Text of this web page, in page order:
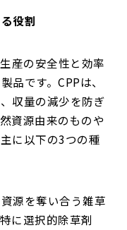
役割
産の安全性と効率
品です。CPPは、
収量の減少を防ぎ
資源由来のものや
に以下の3つの種
源を奪い合う雑草
に選択的除草剤